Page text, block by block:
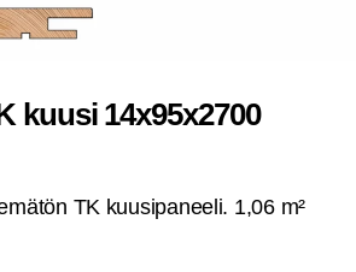
kuusi 14x95x2700
TK kuusi­pa­nee­li. 1,06 m²